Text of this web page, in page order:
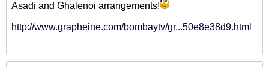
Asadi and Ghalenoi arrangements!
http://www.grapheine.com/bombaytv/gr...50e8e38d9.html